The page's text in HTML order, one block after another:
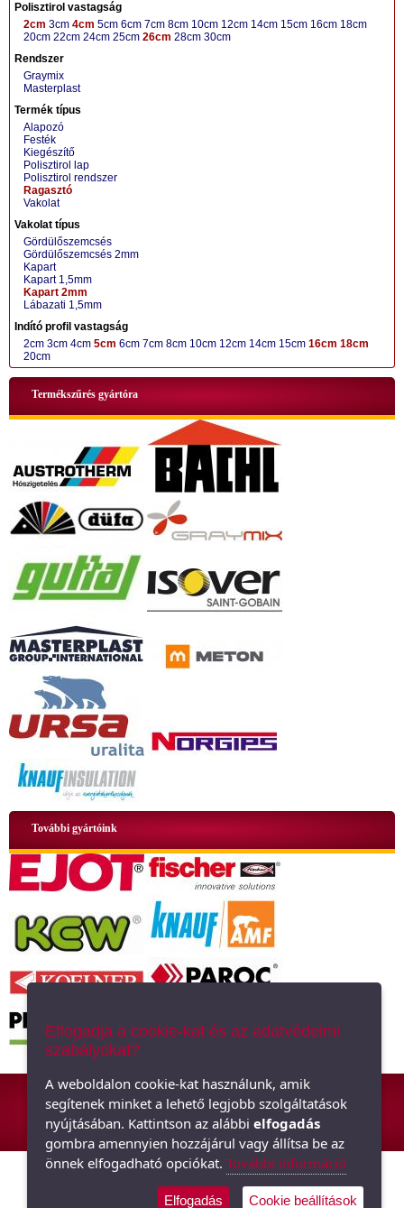
Polisztirol vastagság
2cm 3cm 4cm 5cm 6cm 7cm 8cm 10cm 12cm 14cm 15cm 16cm 18cm
20cm 22cm 24cm 25cm 26cm 28cm 30cm
Rendszer
Graymix
Masterplast
Termék típus
Alapozó
Festék
Kiegészítő
Polisztirol lap
Polisztirol rendszer
Ragasztó
Vakolat
Vakolat típus
Gördülőszemcsés
Gördülőszemcsés 2mm
Kapart
Kapart 1,5mm
Kapart 2mm
Lábazati 1,5mm
Indító profil vastagság
2cm 3cm 4cm 5cm 6cm 7cm 8cm 10cm 12cm 14cm 15cm 16cm 18cm
20cm
Termékszűrés gyártóra
További gyártóink
ÁSZF|Adatkezelési tájékoztató| Oldaltérkép
Hőszigetelő anyagok, polisztirol, üveggyapot - Minden ami szigetelés,
hőszigetelés
Árukereső.hu
Elfogadja a cookie-kat és az adatvédelmi
szabályokat?
A weboldalon cookie-kat használunk, amik
segítenek minket a lehető legjobb szolgáltatások
nyújtásában. Kattintson az alábbi elfogadás
gombra amennyien hozzájárul vagy állítsa be az
önnek elfogadható opciókat. További információ
Elfogadás Cookie beállítások